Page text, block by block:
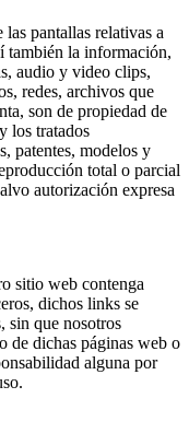
pantallas relativas a
también la información,
audio y video clips,
redes, archivos que
son de propiedad de
los tratados
patentes, modelos y
total o parcial
autorización expresa
sitio web contenga
dichos links se
sin que nosotros
de dichas páginas web o
alguna por